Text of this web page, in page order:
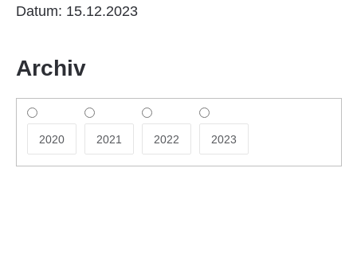
Datum: 15.12.2023
Archiv
2020 2021 2022 2023